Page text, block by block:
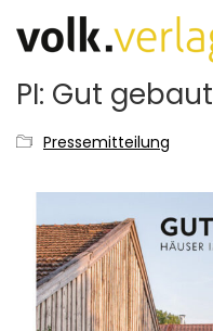
PI: Gut gebaut
Pressemitteilung